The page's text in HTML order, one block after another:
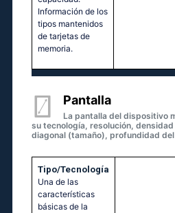
Información de los
tipos mantenidos
de tarjetas de
memoria.
Pantalla
La pantalla del dispositivo
su tecnología, resolución,
diagonal (tamaño), profundidad
Tipo/Tecnología
Una de las
características
básicas de la